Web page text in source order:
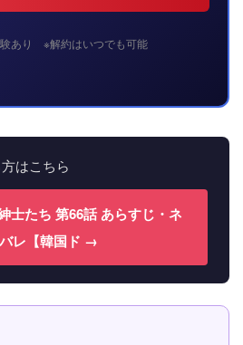
あり ※解約はいつでも可能
はこちら
士たち 第66話 あらすじ・ネ
レ【韓国ド →